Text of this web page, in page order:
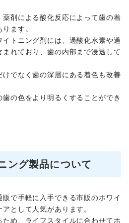
剤による酸化反応によって歯の着
ます。
トニング剤には、過酸化水素や過
れており、歯の内部まで浸透して
けでなく歯の深層にある着色も改善
の色をより明るくすることができ
ング製品について
販で手軽に入手できる市販のホワイ
として人気があります。
め、ライフスタイルに合わせてホ